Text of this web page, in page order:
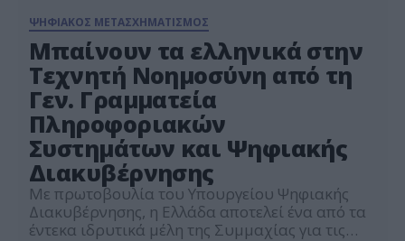
ΨΗΦΙΑΚΟΣ ΜΕΤΑΣΧΗΜΑΤΙΣΜΟΣ
Μπαίνουν τα ελληνικά στην
Τεχνητή Νοημοσύνη από τη
Γεν. Γραμματεία
Πληροφοριακών
Συστημάτων και Ψηφιακής
Διακυβέρνησης
Με πρωτοβουλία του Υπουργείου Ψηφιακής
Διακυβέρνησης, η Ελλάδα αποτελεί ένα από τα
έντεκα ιδρυτικά μέλη της Συμμαχίας για τις